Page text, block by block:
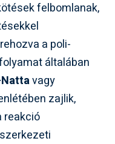
felbomlanak,
a poli-
általában
vagy
zajlik,
reakció